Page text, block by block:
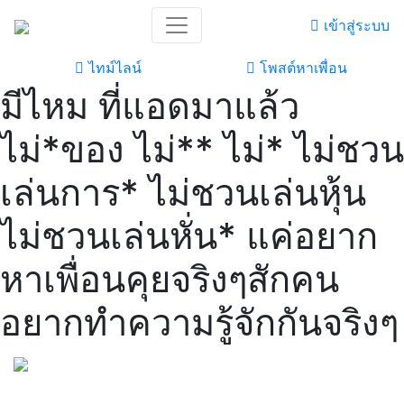
เข้าสู่ระบบ
ไทม์ไลน์ โพสต์หาเพื่อน
มีไหม ที่แอดมาแล้ว
ไม่*ของ ไม่** ไม่* ไม่ชวน
เล่นการ* ไม่ชวนเล่นหุ้น
ไม่ชวนเล่นหั่น* แค่อยาก
หาเพื่อนคุยจริงๆสักคน
อยากทำความรู้จักกันจริงๆ